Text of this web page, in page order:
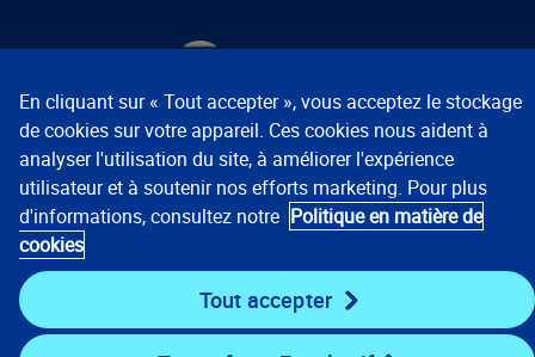
Avis de confidentialité
Conditions d’utilisation
Préférences relatives aux témoins © 2008, 2026
Verisk Analytics, Inc. Tous droits réservés.
+ 800 48977489
En cliquant sur « Tout accepter », vous acceptez le stockage
de cookies sur votre appareil. Ces cookies nous aident à
analyser l'utilisation du site, à améliorer l'expérience
utilisateur et à soutenir nos efforts marketing. Pour plus
d'informations, consultez notre Politique en matière de
cookies
Tout accepter